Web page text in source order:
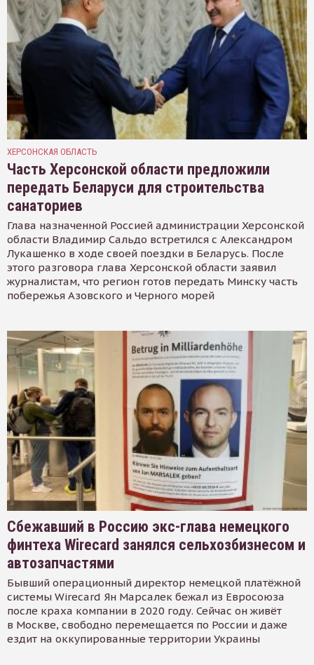
ХЕРСОНСКАЯ ОБЛАСТЬ
Часть Херсонской области предложили
передать Беларуси для строительства
санаториев
Глава назначенной Россией администрации Херсонской
области Владимир Сальдо встретился с Александром
Лукашенко в ходе своей поездки в Беларусь. После
этого разговора глава Херсонской области заявил
журналистам, что регион готов передать Минску часть
побережья Азовского и Черного морей
Сбежавший в Россию экс-глава немецкого
финтеха Wirecard занялся сельхозбизнесом и
автозапчастями
Бывший операционный директор немецкой платёжной
системы Wirecard Ян Марсалек бежал из Евросоюза
после краха компании в 2020 году. Сейчас он живёт
в Москве, свободно перемещается по России и даже
ездит на оккупированные территории Украины